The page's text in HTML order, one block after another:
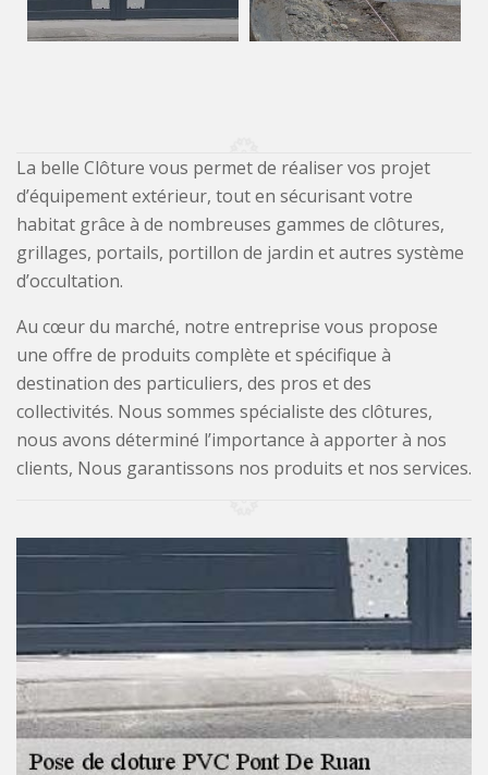
La belle Clôture vous permet de réaliser vos projet
d’équipement extérieur, tout en sécurisant votre
habitat grâce à de nombreuses gammes de clôtures,
grillages, portails, portillon de jardin et autres système
d’occultation.
Au cœur du marché, notre entreprise vous propose
une offre de produits complète et spécifique à
destination des particuliers, des pros et des
collectivités. Nous sommes spécialiste des clôtures,
nous avons déterminé l’importance à apporter à nos
clients, Nous garantissons nos produits et nos services.